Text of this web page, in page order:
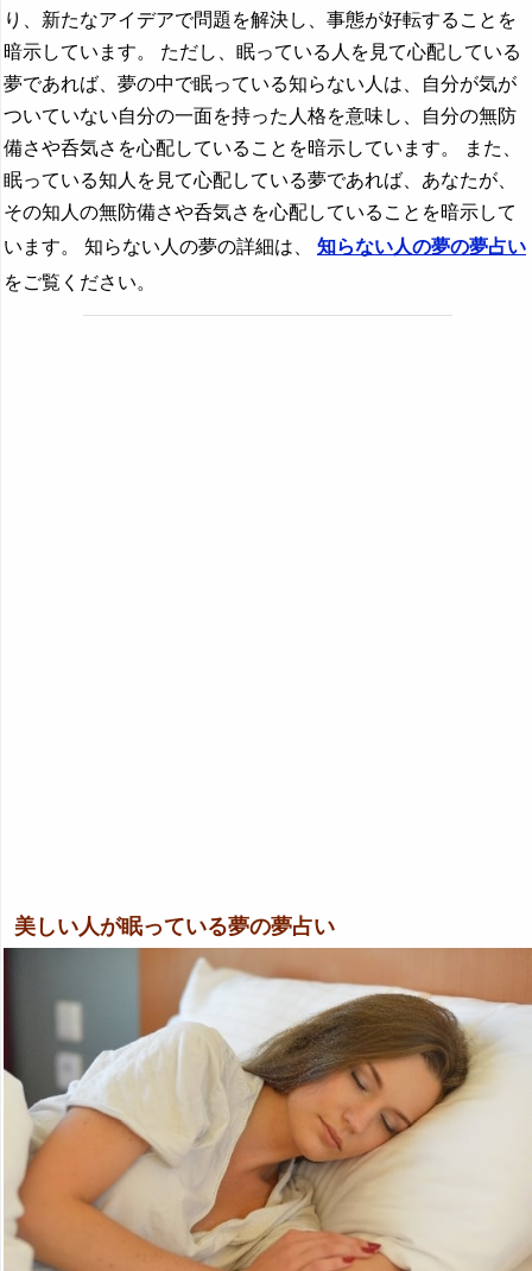
り、新たなアイデアで問題を解決し、事態が好転することを
暗示しています。 ただし、眠っている人を見て心配している
夢であれば、夢の中で眠っている知らない人は、自分が気が
ついていない自分の一面を持った人格を意味し、自分の無防
備さや呑気さを心配していることを暗示しています。 また、
眠っている知人を見て心配している夢であれば、あなたが、
その知人の無防備さや呑気さを心配していることを暗示して
います。 知らない人の夢の詳細は、 知らない人の夢の夢占い
をご覧ください。
美しい人が眠っている夢の夢占い